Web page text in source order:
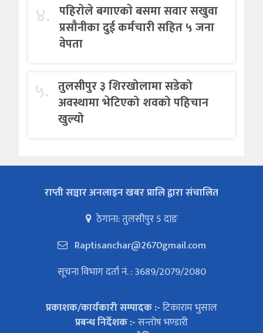
४. पहिराेले बगाएकाे बसमा सवार सखुवा
प्रसाैनीका दुई कर्मचारी सहित ५ जना
वेपता
५. तुलसीपुर ३ शिरखोलामा सडेको
अवस्थामा भेटिएको शवको पहिचान
खुल्यो
राप्ती सञ्चार अनलाइन खबर प्रालि द्वारा संचालित
ठेगाना: तुलसीपुर 5 दाङ
Raptisanchar@2670gmail.com
सूचना विभाग दर्ता नं. : 3689/2079/2080
प्रकाशक/कार्यकारी सम्पादक :-टिकाराम भुसाल
प्रबन्ध निर्देशक :-सन्तोष भण्डारी